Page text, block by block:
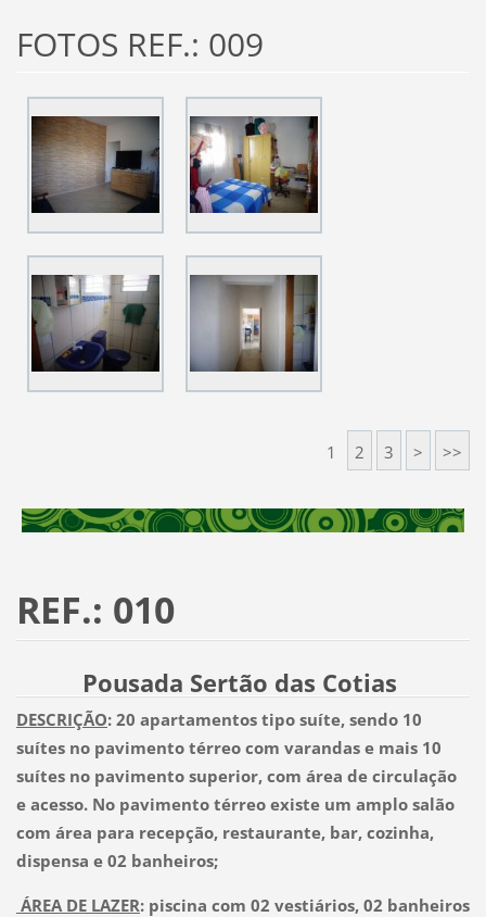
FOTOS REF.: 009
1 2 3 > >>
REF.: 010
Pousada Sertão das Cotias
DESCRIÇÃO: 20 apartamentos tipo suíte, sendo 10
suítes no pavimento térreo com varandas e mais 10
suítes no pavimento superior, com área de circulação
e acesso. No pavimento térreo existe um amplo salão
com área para recepção, restaurante, bar, cozinha,
dispensa e 02 banheiros;
ÁREA DE LAZER: piscina com 02 vestiários, 02 banheiros